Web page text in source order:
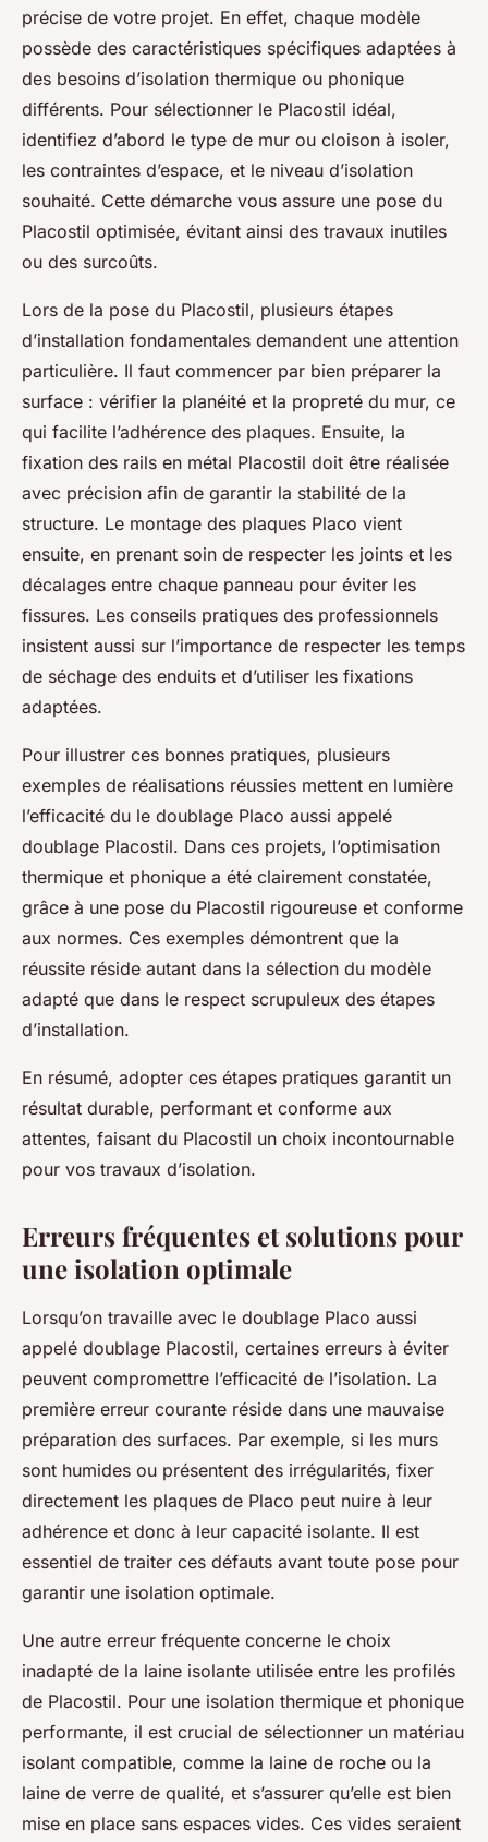
précise de votre projet. En effet, chaque modèle
possède des caractéristiques spécifiques adaptées à
des besoins d’isolation thermique ou phonique
différents. Pour sélectionner le Placostil idéal,
identifiez d’abord le type de mur ou cloison à isoler,
les contraintes d’espace, et le niveau d’isolation
souhaité. Cette démarche vous assure une pose du
Placostil optimisée, évitant ainsi des travaux inutiles
ou des surcoûts.
Lors de la pose du Placostil, plusieurs étapes
d’installation fondamentales demandent une attention
particulière. Il faut commencer par bien préparer la
surface : vérifier la planéité et la propreté du mur, ce
qui facilite l’adhérence des plaques. Ensuite, la
fixation des rails en métal Placostil doit être réalisée
avec précision afin de garantir la stabilité de la
structure. Le montage des plaques Placo vient
ensuite, en prenant soin de respecter les joints et les
décalages entre chaque panneau pour éviter les
fissures. Les conseils pratiques des professionnels
insistent aussi sur l’importance de respecter les temps
de séchage des enduits et d’utiliser les fixations
adaptées.
Pour illustrer ces bonnes pratiques, plusieurs
exemples de réalisations réussies mettent en lumière
l’efficacité du le doublage Placo aussi appelé
doublage Placostil. Dans ces projets, l’optimisation
thermique et phonique a été clairement constatée,
grâce à une pose du Placostil rigoureuse et conforme
aux normes. Ces exemples démontrent que la
réussite réside autant dans la sélection du modèle
adapté que dans le respect scrupuleux des étapes
d’installation.
En résumé, adopter ces étapes pratiques garantit un
résultat durable, performant et conforme aux
attentes, faisant du Placostil un choix incontournable
pour vos travaux d’isolation.
Erreurs fréquentes et solutions pour
une isolation optimale
Lorsqu’on travaille avec le doublage Placo aussi
appelé doublage Placostil, certaines erreurs à éviter
peuvent compromettre l’efficacité de l’isolation. La
première erreur courante réside dans une mauvaise
préparation des surfaces. Par exemple, si les murs
sont humides ou présentent des irrégularités, fixer
directement les plaques de Placo peut nuire à leur
adhérence et donc à leur capacité isolante. Il est
essentiel de traiter ces défauts avant toute pose pour
garantir une isolation optimale.
Une autre erreur fréquente concerne le choix
inadapté de la laine isolante utilisée entre les profilés
de Placostil. Pour une isolation thermique et phonique
performante, il est crucial de sélectionner un matériau
isolant compatible, comme la laine de roche ou la
laine de verre de qualité, et s’assurer qu’elle est bien
mise en place sans espaces vides. Ces vides seraient